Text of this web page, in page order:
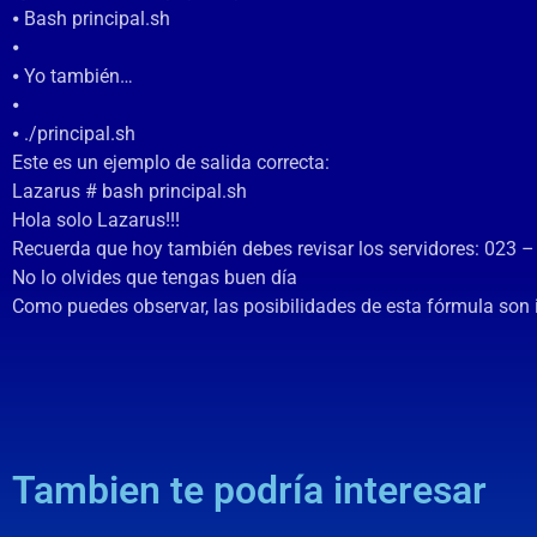
⦁ Bash principal.sh
⦁
⦁ Yo también…
⦁
⦁ ./principal.sh
Este es un ejemplo de salida correcta:
Lazarus # bash principal.sh
Hola solo Lazarus!!!
Recuerda que hoy también debes revisar los servidores: 023
No lo olvides que tengas buen día
Como puedes observar, las posibilidades de esta fórmula son
Tambien te podría interesar